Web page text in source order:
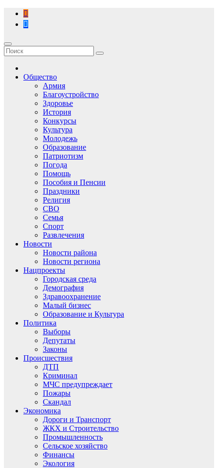
Перейти
содержимому
Общество
Армия
Благоустройство
Здоровье
История
Конкурсы
Культура
Молодежь
Образование
Патриотизм
Погода
Помощь
Пособия и Пенсии
Праздники
Религия
СВО
Семья
Спорт
Развлечения
Новости
Новости района
Новости региона
Нацпроекты
Городская среда
Демография
Здравоохранение
Малый бизнес
Образование и Культура
Политика
Выборы
Депутаты
Законы
Происшествия
ДТП
Криминал
МЧС предупреждает
Пожары
Скандал
Экономика
Дороги и Транспорт
ЖКХ и Строительство
Промышленность
Сельское хозяйство
Финансы
Экология